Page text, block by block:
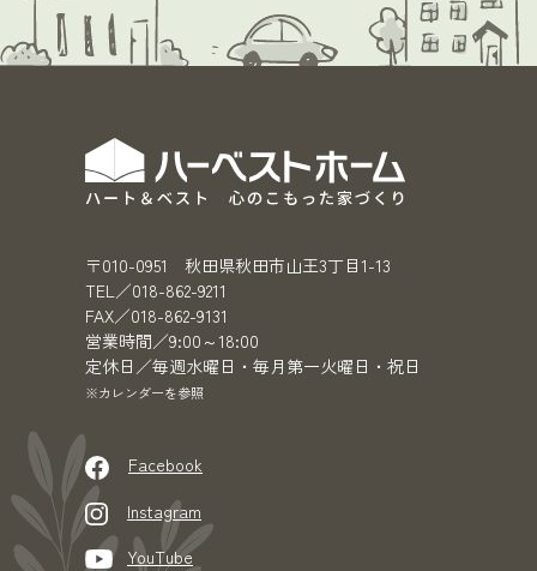
〒010-0951 秋田県秋田市山王3丁目1-13
TEL／018-862-9211
FAX／018-862-9131
営業時間／9:00～18:00
定休日／毎週水曜日・毎月第一火曜日・祝日
※カレンダーを参照
Facebook
Instagram
YouTube